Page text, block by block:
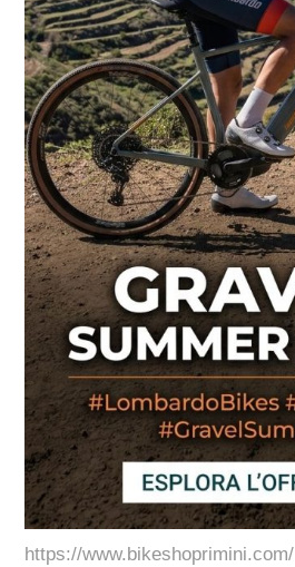
https://www.bikeshoprimini.com/